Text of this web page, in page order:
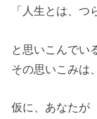
「人生とは、つ
と思いこんでい
その思いこみは
仮に、あなたが